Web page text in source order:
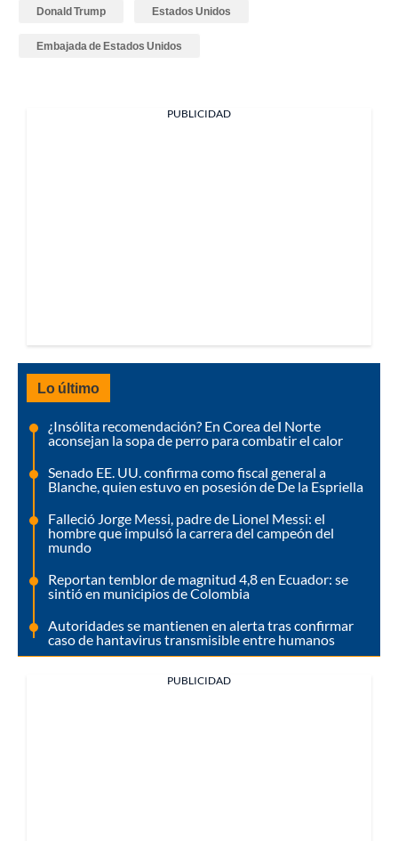
Donald Trump Estados Unidos
Embajada de Estados Unidos
PUBLICIDAD
Lo último
¿Insólita recomendación? En Corea del Norte
aconsejan la sopa de perro para combatir el calor
Senado EE. UU. confirma como fiscal general a
Blanche, quien estuvo en posesión de De la Espriella
Falleció Jorge Messi, padre de Lionel Messi: el
hombre que impulsó la carrera del campeón del
mundo
Reportan temblor de magnitud 4,8 en Ecuador: se
sintió en municipios de Colombia
Autoridades se mantienen en alerta tras confirmar
caso de hantavirus transmisible entre humanos
PUBLICIDAD